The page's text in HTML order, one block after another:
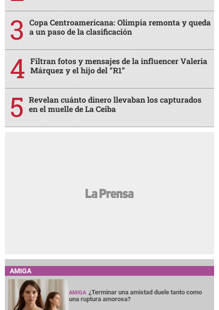
Copa Centroamericana: Olimpia remonta y queda
a un paso de la clasificación
Filtran fotos y mensajes de la influencer Valeria
Márquez y el hijo del “R1”
Revelan cuánto dinero llevaban los capturados
en el muelle de La Ceiba
AMIGA
AMIGA ¿Terminar una amistad duele tanto como
una ruptura amorosa?